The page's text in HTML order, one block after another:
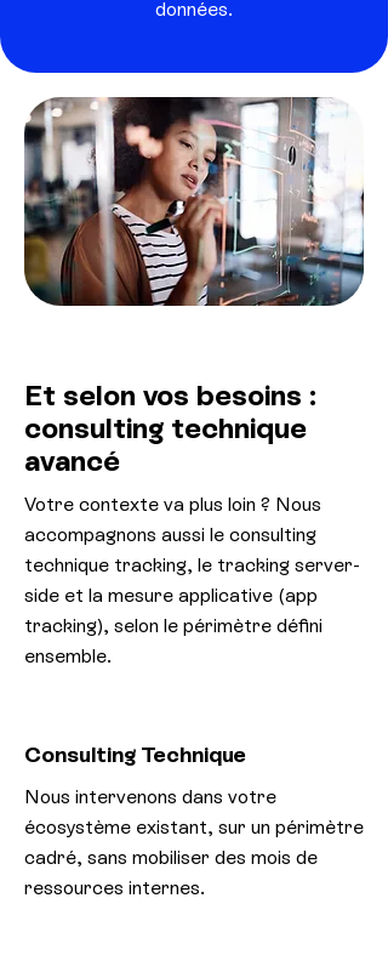
données.
Et selon vos besoins :
consulting technique
avancé
Votre contexte va plus loin ? Nous
accompagnons aussi le consulting
technique tracking, le tracking server-
side et la mesure applicative (app
tracking), selon le périmètre défini
ensemble.
Consulting Technique
Nous intervenons dans votre
écosystème existant, sur un périmètre
cadré, sans mobiliser des mois de
ressources internes.